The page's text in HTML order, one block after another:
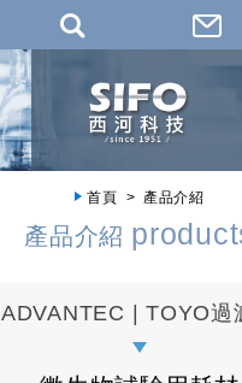
首頁 產品介紹
產品介紹
ADVANTEC | TOYO過